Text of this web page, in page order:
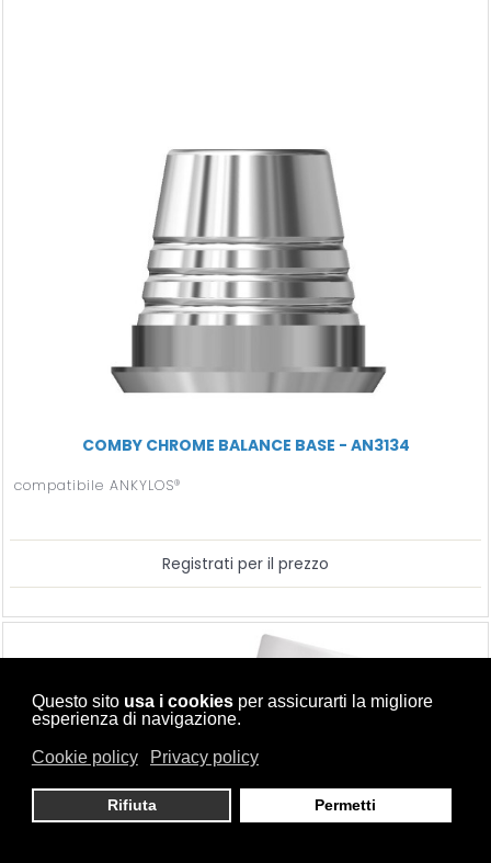
Questo sito usa i cookiesper assicurarti la migliore
esperienza di navigazione.
Cookie policy Privacy policy
Rifiuta Permetti
COMBY CHROME BALANCE BASE - AN3134
compatibile ANKYLOS®
Registrati per il prezzo